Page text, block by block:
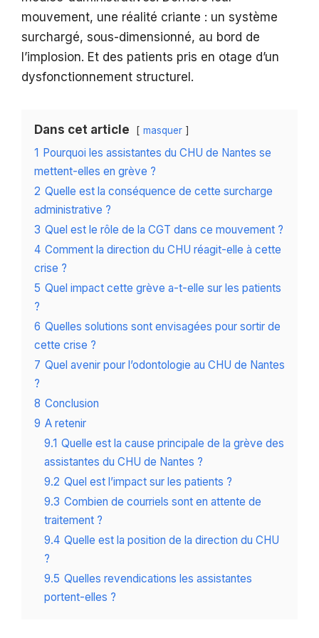
mouvement, une réalité criante : un système
surchargé, sous-dimensionné, au bord de
l’implosion. Et des patients pris en otage d’un
dysfonctionnement structurel.
Dans cet article masquer
1 Pourquoi les assistantes du CHU de Nantes se
mettent-elles en grève ?
2 Quelle est la conséquence de cette surcharge
administrative ?
3 Quel est le rôle de la CGT dans ce mouvement ?
4 Comment la direction du CHU réagit-elle à cette
crise ?
5 Quel impact cette grève a-t-elle sur les patients
?
6 Quelles solutions sont envisagées pour sortir de
cette crise ?
7 Quel avenir pour l’odontologie au CHU de Nantes
?
8 Conclusion
9 A retenir
9.1 Quelle est la cause principale de la grève des
assistantes du CHU de Nantes ?
9.2 Quel est l’impact sur les patients ?
9.3 Combien de courriels sont en attente de
traitement ?
9.4 Quelle est la position de la direction du CHU
?
9.5 Quelles revendications les assistantes
portent-elles ?